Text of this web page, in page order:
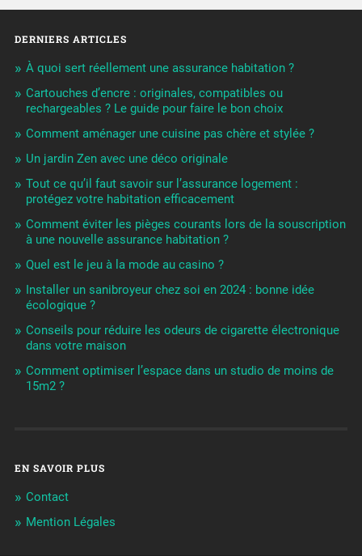
DERNIERS ARTICLES
À quoi sert réellement une assurance habitation ?
Cartouches d’encre : originales, compatibles ou
rechargeables ? Le guide pour faire le bon choix
Comment aménager une cuisine pas chère et stylée ?
Un jardin Zen avec une déco originale
Tout ce qu’il faut savoir sur l’assurance logement :
protégez votre habitation efficacement
Comment éviter les pièges courants lors de la souscription
à une nouvelle assurance habitation ?
Quel est le jeu à la mode au casino ?
Installer un sanibroyeur chez soi en 2024 : bonne idée
écologique ?
Conseils pour réduire les odeurs de cigarette électronique
dans votre maison
Comment optimiser l’espace dans un studio de moins de
15m2 ?
EN SAVOIR PLUS
Contact
Mention Légales